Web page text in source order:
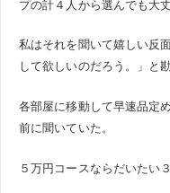
プの計４人から選んでも大
私はそれを聞いて嬉しい反
して欲しいのだろう。」と
各部屋に移動して早速品定
前に聞いていた。
５万円コースならだいたい